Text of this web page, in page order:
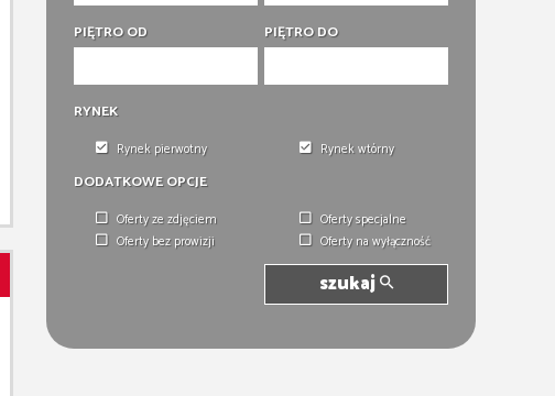
PIĘTRO OD PIĘTRO DO
RYNEK
Rynek pierwotny Rynek wtórny
DODATKOWE OPCJE
Oferty ze zdjęciem
Oferty specjalne
Oferty bez prowizji
Oferty na wyłączność
szukaj